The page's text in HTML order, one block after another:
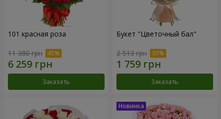
101 красная роза
11 380 грн
Заказать
Букет "Цветочный бал"
2 513 грн
Заказать